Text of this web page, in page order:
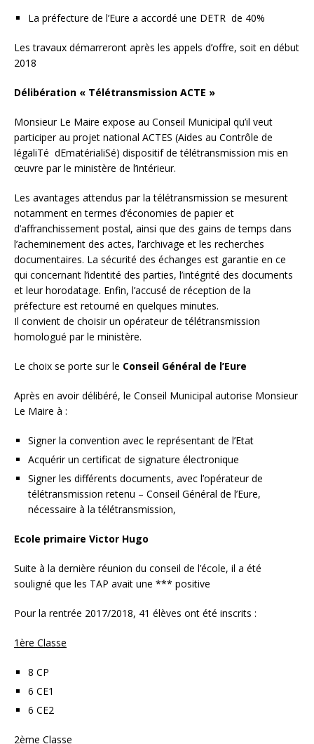
La préfecture de l’Eure a accordé une DETR de 40%
Les travaux démarreront après les appels d’offre, soit en début
2018
Délibération « Télétransmission ACTE »
Monsieur Le Maire expose au Conseil Municipal qu’il veut
participer au projet national ACTES (Aides au Contrôle de
légaliTé dEmatérialiSé) dispositif de télétransmission mis en
œuvre par le ministère de l’intérieur.
Les avantages attendus par la télétransmission se mesurent
notamment en termes d’économies de papier et
d’affranchissement postal, ainsi que des gains de temps dans
l’acheminement des actes, l’archivage et les recherches
documentaires. La sécurité des échanges est garantie en ce
qui concernant l’identité des parties, l’intégrité des documents
et leur horodatage. Enfin, l’accusé de réception de la
préfecture est retourné en quelques minutes.
Il convient de choisir un opérateur de télétransmission
homologué par le ministère.
Le choix se porte sur le Conseil Général de l’Eure
Après en avoir délibéré, le Conseil Municipal autorise Monsieur
Le Maire à :
Signer la convention avec le représentant de l’Etat
Acquérir un certificat de signature électronique
Signer les différents documents, avec l’opérateur de
télétransmission retenu – Conseil Général de l’Eure,
nécessaire à la télétransmission,
Ecole primaire Victor Hugo
Suite à la dernière réunion du conseil de l’école, il a été
souligné que les TAP avait une *** positive
Pour la rentrée 2017/2018, 41 élèves ont été inscrits :
1ère Classe
8 CP
6 CE1
6 CE2
2ème Classe